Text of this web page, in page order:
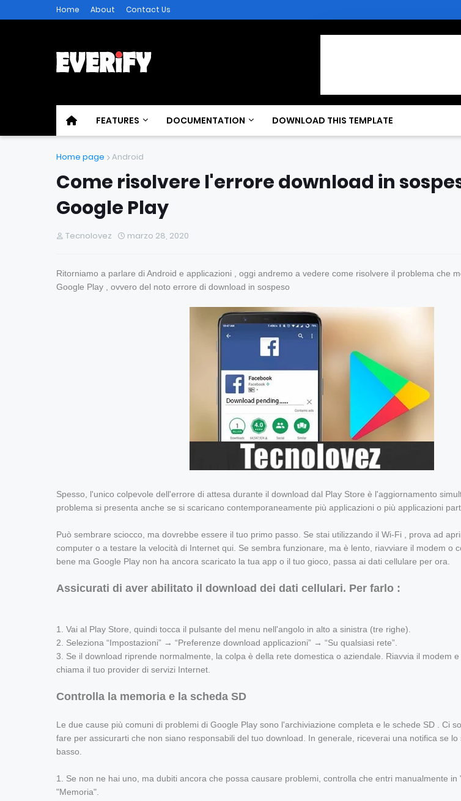
Home About Contact Us
FEATURES DOCUMENTATION DOWNLOAD THIS TEMPLATE
Home page Android
Come risolvere l'errore download in
Google Play
Tecnolovez marzo 28, 2020
Ritorniamo a parlare di Android e applicazioni , oggi andremo a vedere come risolvere il problema che
Google Play , ovvero del noto errore di download in sospeso
Spesso, l'unico colpevole dell'errore di attesa durante il download dal Play Store è l'aggiornamento
problema si presenta anche se si scaricano contemporaneamente più applicazioni o più applicazioni
Può sembrare sciocco, ma dovrebbe essere il tuo primo passo. Se stai utilizzando il Wi-Fi , prova ad
computer o a testare la velocità di Internet qui. Se sembra funzionare, ma è lento, riavviare il modem o
bene ma Google Play non ha ancora scaricato la tua app o il tuo gioco, passa ai dati cellulare per ora.
Assicurati di aver abilitato il download dei dati cellulari. Per farlo :
1. Vai al Play Store, quindi tocca il pulsante del menu nell'angolo in alto a sinistra (tre righe).
2. Seleziona “Impostazioni” → “Preferenze download applicazioni” → “Su qualsiasi rete”.
3. Se il download riprende normalmente, la colpa è della rete domestica o aziendale. Riavvia il modem e
chiama il tuo provider di servizi Internet.
Controlla la memoria e la scheda SD
Le due cause più comuni di problemi di Google Play sono l'archiviazione completa e le schede SD . Ci
fare per assicurarti che non siano responsabili del tuo download. In generale, riceverai una notifica se lo
basso.
1. Se non ne hai uno, ma dubiti ancora che possa causare problemi, controlla che entri manualmente
"Memoria".